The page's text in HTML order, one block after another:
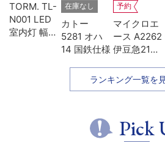
TORM. TL-
N001 LED
室内灯 幅狭
在庫なし
カトー
5281 オハ
14 国鉄仕様
予約
マイクロエ
ース A2262
伊豆急2100
ルファ・リ
ゾート21 登
ランキング一覧を
Pick